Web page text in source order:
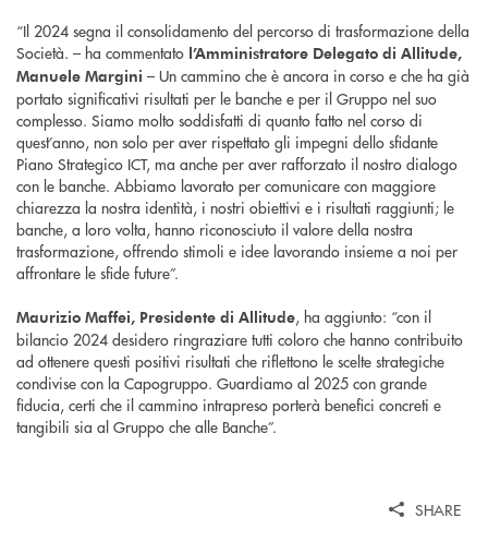
“Il 2024 segna il consolidamento del percorso di trasformazione della
Società. – ha commentato l’Amministratore Delegato di Allitude,
Manuele Margini – Un cammino che è ancora in corso e che ha già
portato significativi risultati per le banche e per il Gruppo nel suo
complesso. Siamo molto soddisfatti di quanto fatto nel corso di
quest’anno, non solo per aver rispettato gli impegni dello sfidante
Piano Strategico ICT, ma anche per aver rafforzato il nostro dialogo
con le banche. Abbiamo lavorato per comunicare con maggiore
chiarezza la nostra identità, i nostri obiettivi e i risultati raggiunti; le
banche, a loro volta, hanno riconosciuto il valore della nostra
trasformazione, offrendo stimoli e idee lavorando insieme a noi per
affrontare le sfide future”.
Maurizio Maffei, Presidente di Allitude, ha aggiunto: “con il
bilancio 2024 desidero ringraziare tutti coloro che hanno contribuito
ad ottenere questi positivi risultati che riflettono le scelte strategiche
condivise con la Capogruppo. Guardiamo al 2025 con grande
fiducia, certi che il cammino intrapreso porterà benefici concreti e
tangibili sia al Gruppo che alle Banche”.
SHARE